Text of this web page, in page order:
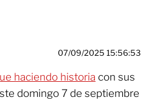
07/09/2025 15:56:53
haciendo historia con sus
domingo 7 de septiembre